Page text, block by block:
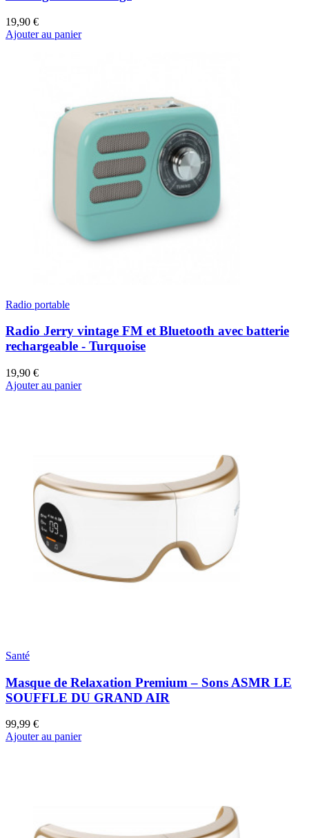
19,90 €
Ajouter au panier
Radio portable
Radio Jerry vintage FM et Bluetooth avec batterie
rechargeable - Turquoise
19,90 €
Ajouter au panier
Santé
Masque de Relaxation Premium – Sons ASMR LE
SOUFFLE DU GRAND AIR
99,99 €
Ajouter au panier